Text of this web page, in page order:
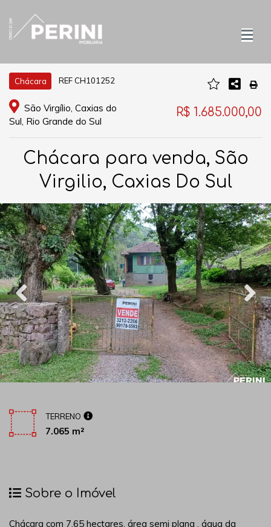
Chácara REF CH101252
São Virgílio, Caxias do
Sul, Rio Grande do Sul
R$ 1.685.000,00
Chácara para venda, São
Virgilio, Caxias Do Sul
TERRENO
7.065 m²
Sobre o Imóvel
Chácara com 7,65 hectares, área semi plana , água da